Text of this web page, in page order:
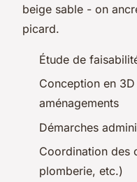
beige sable - on
picard.
Étude de
Conception en
aménagements
Démarches
Coordination des
plomberie, etc.)